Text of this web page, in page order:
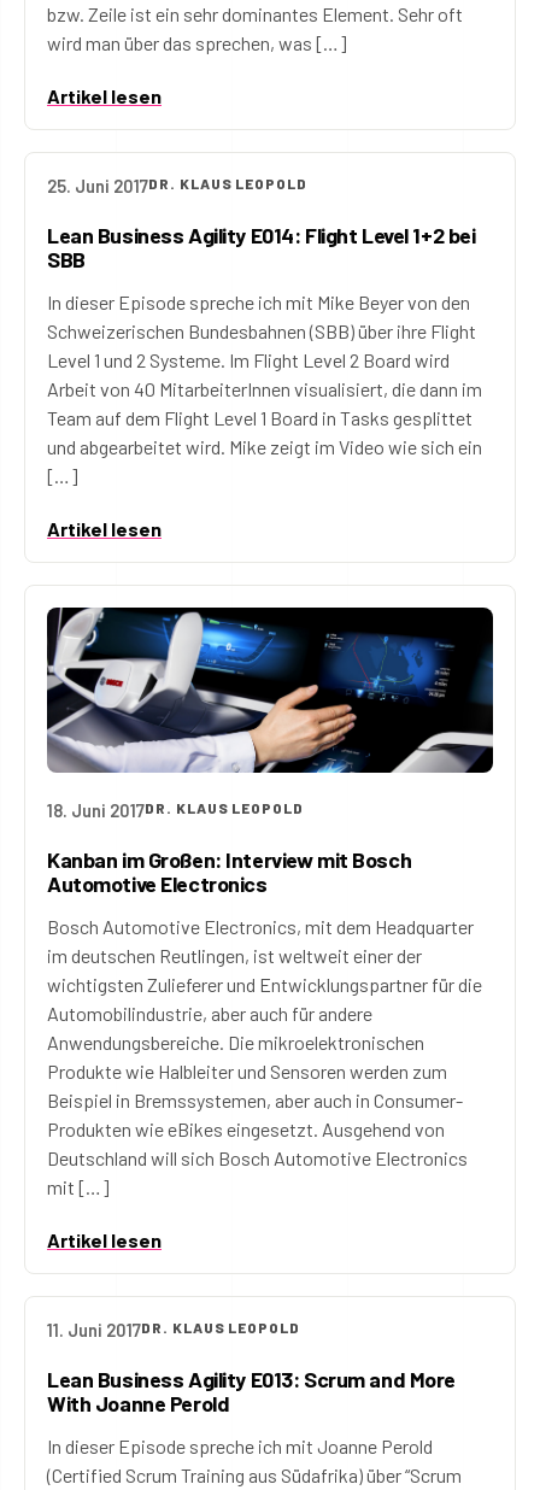
bzw. Zeile ist ein sehr dominantes Element. Sehr oft
wird man über das sprechen, was […]
Artikel lesen
25. Juni 2017DR. KLAUS LEOPOLD
Lean Business Agility E014: Flight Level 1+2 bei
SBB
In dieser Episode spreche ich mit Mike Beyer von den
Schweizerischen Bundesbahnen (SBB) über ihre Flight
Level 1 und 2 Systeme. Im Flight Level 2 Board wird
Arbeit von 40 MitarbeiterInnen visualisiert, die dann im
Team auf dem Flight Level 1 Board in Tasks gesplittet
und abgearbeitet wird. Mike zeigt im Video wie sich ein
[…]
Artikel lesen
18. Juni 2017DR. KLAUS LEOPOLD
Kanban im Großen: Interview mit Bosch
Automotive Electronics
Bosch Automotive Electronics, mit dem Headquarter
im deutschen Reutlingen, ist weltweit einer der
wichtigsten Zulieferer und Entwicklungspartner für die
Automobilindustrie, aber auch für andere
Anwendungsbereiche. Die mikroelektronischen
Produkte wie Halbleiter und Sensoren werden zum
Beispiel in Bremssystemen, aber auch in Consumer-
Produkten wie eBikes eingesetzt. Ausgehend von
Deutschland will sich Bosch Automotive Electronics
mit […]
Artikel lesen
11. Juni 2017DR. KLAUS LEOPOLD
Lean Business Agility E013: Scrum and More
With Joanne Perold
In dieser Episode spreche ich mit Joanne Perold
(Certified Scrum Training aus Südafrika) über “Scrum